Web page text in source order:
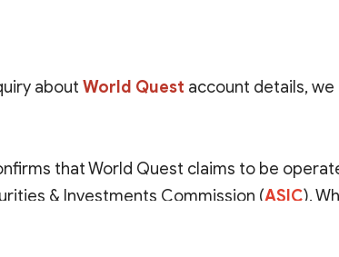
about World Quest account details,
that World Quest claims to be
& Investments Commission (ASIC).